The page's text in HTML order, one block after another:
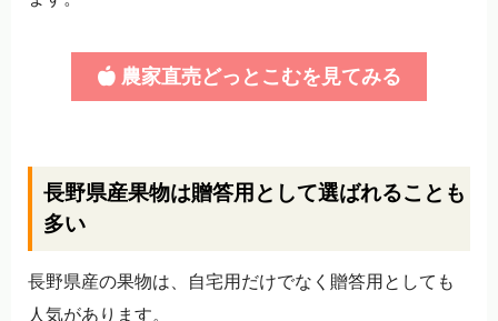
農家直売どっとこむを見てみる
長野県産果物は贈答用として選ばれることも
多い
長野県産の果物は、自宅用だけでなく贈答用としても
人気があります。